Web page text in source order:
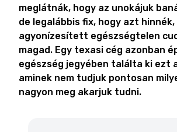
meglátnák, hogy az unokájuk
de legalábbis fix, hogy azt
agyonízesített egészségtelen
magad. Egy texasi cég azonban
egészség jegyében találta ki ezt
aminek nem tudjuk pontosan
nagyon meg akarjuk tudni.